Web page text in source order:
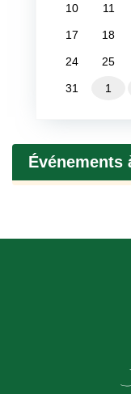
10 11
17 18
24 25
31 1
Événements